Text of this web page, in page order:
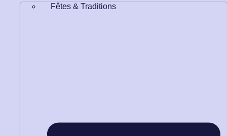
Fêtes & Traditions